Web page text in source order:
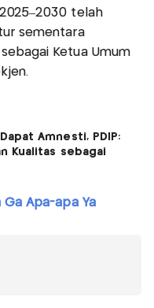
telah
sementara
Ketua Umum
Amnesti, PDIP:
Kualitas sebagai
Ga Apa-apa Ya